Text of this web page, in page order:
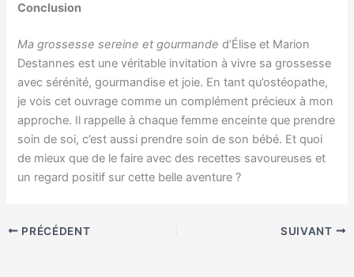
Conclusion
Ma grossesse sereine et gourmande d’Élise et Marion
Destannes est une véritable invitation à vivre sa grossesse
avec sérénité, gourmandise et joie. En tant qu’ostéopathe,
je vois cet ouvrage comme un complément précieux à mon
approche. Il rappelle à chaque femme enceinte que prendre
soin de soi, c’est aussi prendre soin de son bébé. Et quoi
de mieux que de le faire avec des recettes savoureuses et
un regard positif sur cette belle aventure ?
PRÉCÉDENT SUIVANT